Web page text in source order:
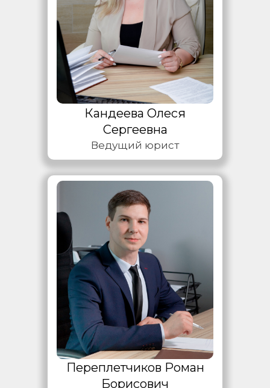
Ведущий юрист
Кандеева Олеся
Сергеевна
Переплетчиков Роман
Борисович